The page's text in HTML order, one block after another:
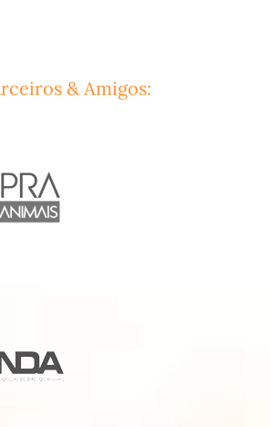
& Amigos: